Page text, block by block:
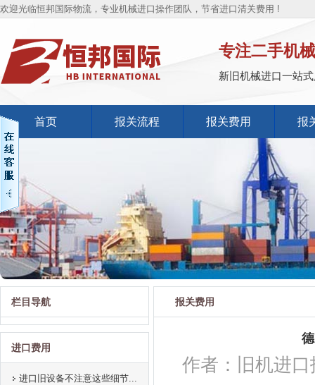
欢迎光临恒邦国际物流，专业机械进口操作团队，节省进口清关费用 !
专注二手机
新旧机械进口一站
首页 报关流程 报关费用 报
栏目导航
进口费用
进口旧设备不注意这些细节...
报关费用
作者：旧机进